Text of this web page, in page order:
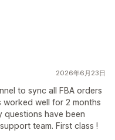
2026年6月23日
to sync all FBA orders
well for 2 months
questions have been
team. First class !